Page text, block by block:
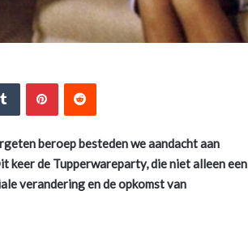
TumblrPinterestReddit
beroep besteden we aandacht aan
keer de Tupperwareparty, die niet alleen een
verandering en de opkomst van